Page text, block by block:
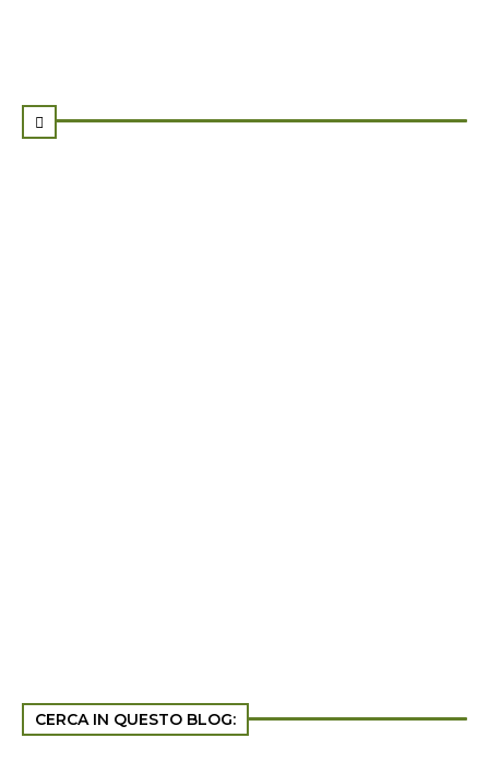

CERCA IN QUESTO BLOG: